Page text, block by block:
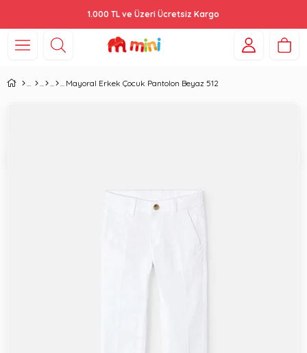
1.000 TL ve Üzeri Ücretsiz Kargo
Mayoral Erkek Çocuk Pantolon Beyaz 512